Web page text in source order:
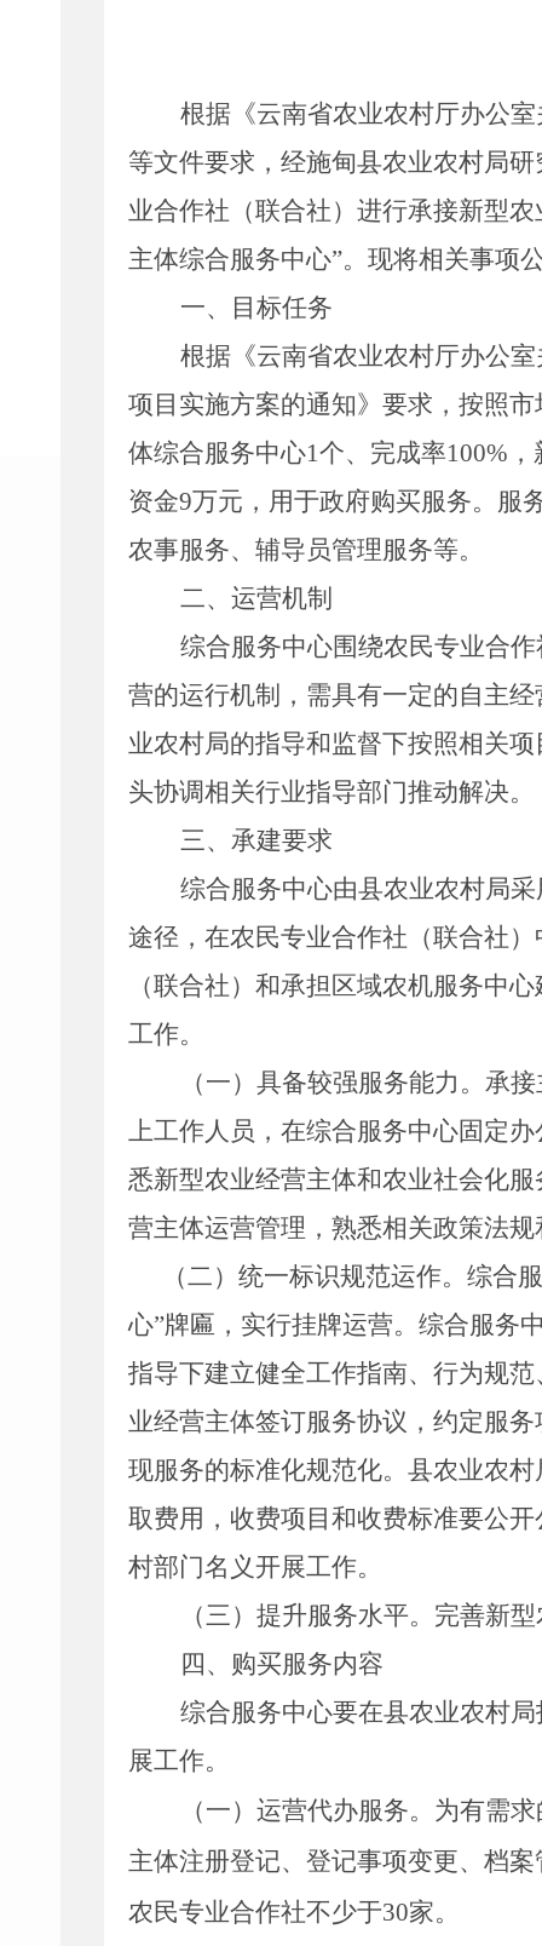
根据《云南省农业农村厅办公
等文件要求，经施甸县农业农村局
业合作社（联合社）进行承接新型
主体综合服务中心”。现将相关事项
一、目标任务
根据 《云南省农业农村厅办公
项目实施方案的通知》 要求，按照
体综合服务中心1个、完成率100%
资金9万元，用于政府购买服务。服
农事服务、辅导员管理服务等。
二、运营机制
综合服务中心围绕农民专业合
营的运行机制，需具有一定的自主
业农村局的指导和监督下按照相关
头协调相关行业指导部门推动解决。
三、承建要求
综合服务中心由县农业农村局
途径，在农民专业合作社（联合社
（联合社）和承担区域农机服务中
工作。
（一）具备较强服务能力。 承接
上工作人员，在综合服务中心固定
悉新型农业经营主体和农业社会化
营主体运营管理，熟悉相关政策法
（二）统一标识规范运作。 综合
心”牌匾，实行挂牌运营。综合服务
指导下建立健全工作指南、行为规
业经营主体签订服务协议，约定服
现服务的标准化规范化。 县农业农
取费用，收费项目和收费标准要公
村部门名义开展工作。
（三）提升服务水平。 完善新
四、购买服务内容
综合服务中心要在县农业农村
展工作。
（一） 运营代办服务。 为有需
主体注册登记、登记事项变更、档案
农民专业合作社不少于30家。